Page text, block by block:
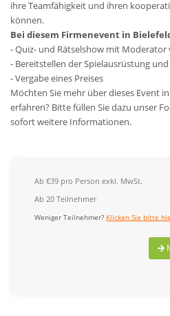
ihre Teamfähigkeit und ihren
können.
Bei diesem Firmenevent in
- Quiz- und Rätselshow mit Moderator
- Bereitstellen der Spielausrüstung
- Vergabe eines Preises
Möchten Sie mehr über dieses Event
erfahren? Bitte füllen Sie dazu unser
sofort weitere Informationen.
Ab €39 pro Person exkl. MwSt.
Ab 20 Teilnehmer
Weniger Teilnehmer? Klicken Sie bitte